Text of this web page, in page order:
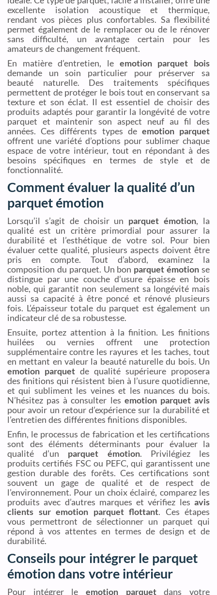
excellente isolation acoustique et thermique,
rendant vos pièces plus confortables. Sa flexibilité
permet également de le remplacer ou de le rénover
sans difficulté, un avantage certain pour les
amateurs de changement fréquent.
En matière d’entretien, le emotion parquet bois
demande un soin particulier pour préserver sa
beauté naturelle. Des traitements spécifiques
permettent de protéger le bois tout en conservant sa
texture et son éclat. Il est essentiel de choisir des
produits adaptés pour garantir la longévité de votre
parquet et maintenir son aspect neuf au fil des
années. Ces différents types de emotion parquet
offrent une variété d’options pour sublimer chaque
espace de votre intérieur, tout en répondant à des
besoins spécifiques en termes de style et de
fonctionnalité.
Comment évaluer la qualité d’un
parquet émotion
Lorsqu’il s’agit de choisir un parquet émotion, la
qualité est un critère primordial pour assurer la
durabilité et l’esthétique de votre sol. Pour bien
évaluer cette qualité, plusieurs aspects doivent être
pris en compte. Tout d’abord, examinez la
composition du parquet. Un bon parquet émotion se
distingue par une couche d’usure épaisse en bois
noble, qui garantit non seulement sa longévité mais
aussi sa capacité à être poncé et rénové plusieurs
fois. L’épaisseur totale du parquet est également un
indicateur clé de sa robustesse.
Ensuite, portez attention à la finition. Les finitions
huilées ou vernies offrent une protection
supplémentaire contre les rayures et les taches, tout
en mettant en valeur la beauté naturelle du bois. Un
emotion parquet de qualité supérieure proposera
des finitions qui résistent bien à l’usure quotidienne,
et qui subliment les veines et les nuances du bois.
N’hésitez pas à consulter les emotion parquet avis
pour avoir un retour d’expérience sur la durabilité et
l’entretien des différentes finitions disponibles.
Enfin, le processus de fabrication et les certifications
sont des éléments déterminants pour évaluer la
qualité d’un parquet émotion. Privilégiez les
produits certifiés FSC ou PEFC, qui garantissent une
gestion durable des forêts. Ces certifications sont
souvent un gage de qualité et de respect de
l’environnement. Pour un choix éclairé, comparez les
produits avec d’autres marques et vérifiez les avis
clients sur emotion parquet flottant. Ces étapes
vous permettront de sélectionner un parquet qui
répond à vos attentes en termes de design et de
durabilité.
Conseils pour intégrer le parquet
émotion dans votre intérieur
Pour intégrer le emotion parquetdans votre